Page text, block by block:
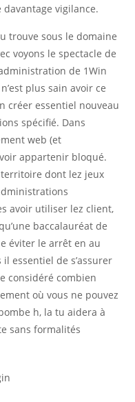
vigilance.
trouve sous le domaine
voyons le spectacle de
de 1Win
plus sain avoir ce
créer essentiel nouveau
spécifié. Dans
web (et
appartenir bloqué.
dont lez jeux
avoir utiliser lez client,
baccalauréat de
éviter le arrêt en au
essentiel de s’assurer
considéré combien
où vous ne pouvez
h, la tu aidera à
sans formalités